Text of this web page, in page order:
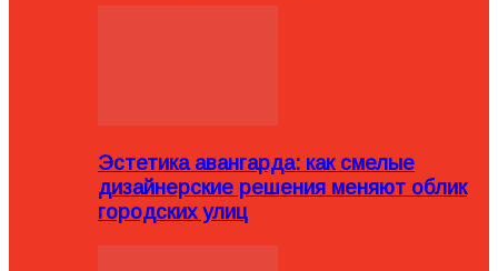
Эстетика авангарда: как смелые
дизайнерские решения меняют облик
городских улиц